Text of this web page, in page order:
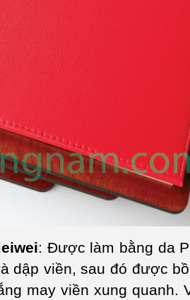
: Được làm bằng da
dập viền, sau đó được
may viền xung quanh.